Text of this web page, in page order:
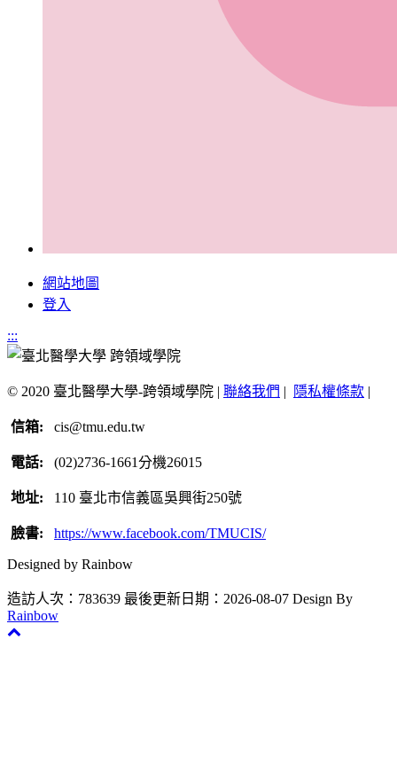
網站地圖
登入
:::
© 2020 臺北醫學大學-跨領域學院 | 聯絡我們 | 隱私權條款 |
信箱: cis@tmu.edu.tw
電話: (02)2736-1661分機26015
地址: 110 臺北市信義區吳興街250號
臉書: https://www.facebook.com/TMUCIS/
Designed by Rainbow
造訪人次：783639 最後更新日期：2026-08-07 Design By
Rainbow